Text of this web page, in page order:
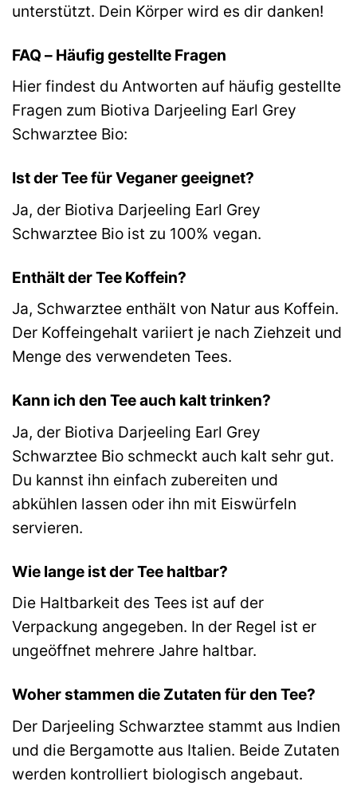
unterstützt. Dein Körper wird es dir danken!
FAQ – Häufig gestellte Fragen
Hier findest du Antworten auf häufig gestellte
Fragen zum Biotiva Darjeeling Earl Grey
Schwarztee Bio:
Ist der Tee für Veganer geeignet?
Ja, der Biotiva Darjeeling Earl Grey
Schwarztee Bio ist zu 100% vegan.
Enthält der Tee Koffein?
Ja, Schwarztee enthält von Natur aus Koffein.
Der Koffeingehalt variiert je nach Ziehzeit und
Menge des verwendeten Tees.
Kann ich den Tee auch kalt trinken?
Ja, der Biotiva Darjeeling Earl Grey
Schwarztee Bio schmeckt auch kalt sehr gut.
Du kannst ihn einfach zubereiten und
abkühlen lassen oder ihn mit Eiswürfeln
servieren.
Wie lange ist der Tee haltbar?
Die Haltbarkeit des Tees ist auf der
Verpackung angegeben. In der Regel ist er
ungeöffnet mehrere Jahre haltbar.
Woher stammen die Zutaten für den Tee?
Der Darjeeling Schwarztee stammt aus Indien
und die Bergamotte aus Italien. Beide Zutaten
werden kontrolliert biologisch angebaut.